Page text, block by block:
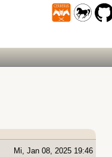
Mi, Jan 08, 2025 19:46